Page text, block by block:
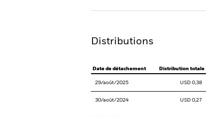
Distributions
Date de détachement Distribution totale
29/août/2025 USD 0,38
30/août/2024 USD 0,27